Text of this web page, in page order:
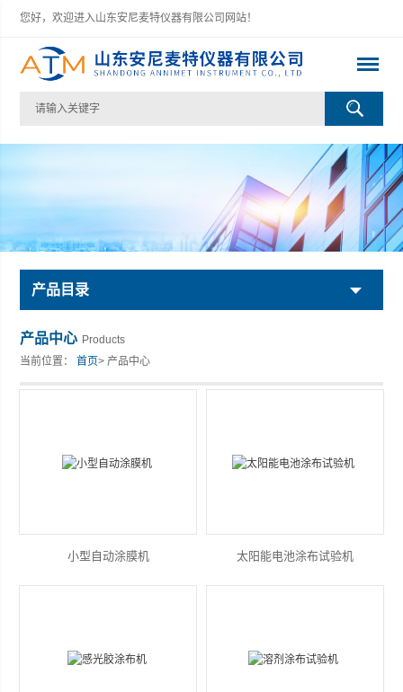
您好，欢迎进入山东安尼麦特仪器有限公司网站！
产品目录
产品中心 Products
当前位置：首页> 产品中心
小型自动涂膜机 太阳能电池涂布试验机